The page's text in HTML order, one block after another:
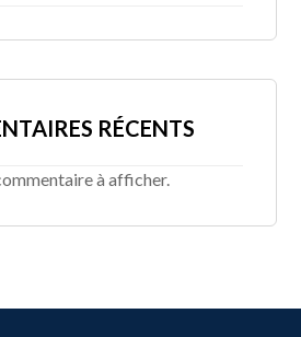
RÉCENTS
à afficher.